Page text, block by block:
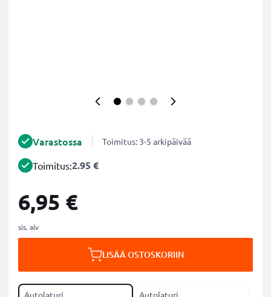
Varastossa Toimitus: 3-5 arkipäivää
Toimitus:2.95 €
6,95 €
sis. alv
LISÄÄ OSTOSKORIIN
Autolaturi Autolaturi